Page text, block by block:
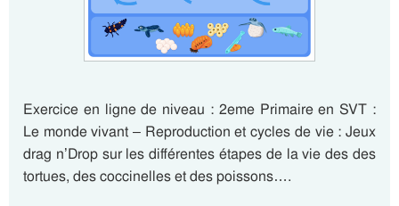
Exercice en ligne de niveau : 2eme Primaire en SVT :
Le monde vivant – Reproduction et cycles de vie : Jeux
drag n’Drop sur les différentes étapes de la vie des des
tortues, des coccinelles et des poissons….